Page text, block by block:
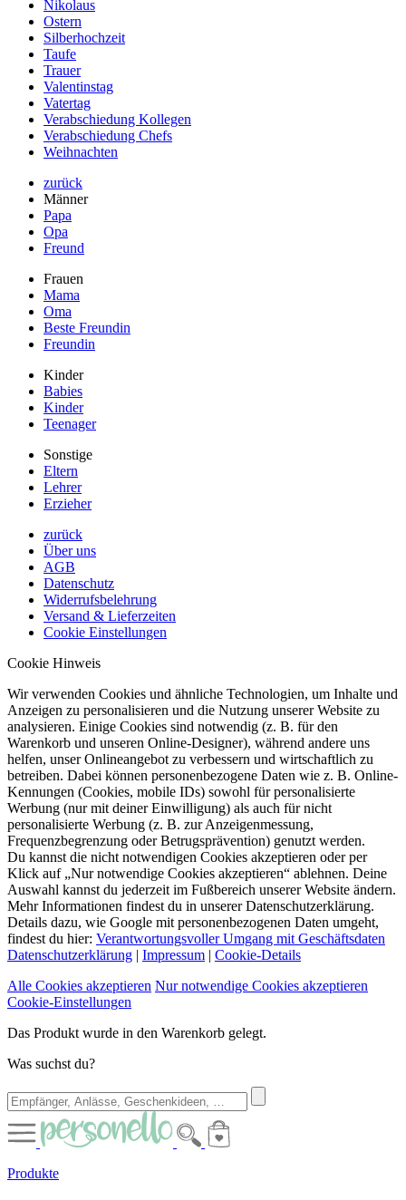
Nikolaus
Ostern
Silberhochzeit
Taufe
Trauer
Valentinstag
Vatertag
Verabschiedung Kollegen
Verabschiedung Chefs
Weihnachten
zurück
Männer
Papa
Opa
Freund
Frauen
Mama
Oma
Beste Freundin
Freundin
Kinder
Babies
Kinder
Teenager
Sonstige
Eltern
Lehrer
Erzieher
zurück
Über uns
AGB
Datenschutz
Widerrufsbelehrung
Versand & Lieferzeiten
Cookie Einstellungen
Cookie Hinweis
Wir verwenden Cookies und ähnliche Technologien, um Inhalte und
Anzeigen zu personalisieren und die Nutzung unserer Website zu
analysieren. Einige Cookies sind notwendig (z. B. für den
Warenkorb und unseren Online-Designer), während andere uns
helfen, unser Onlineangebot zu verbessern und wirtschaftlich zu
betreiben. Dabei können personenbezogene Daten wie z. B. Online-
Kennungen (Cookies, mobile IDs) sowohl für personalisierte
Werbung (nur mit deiner Einwilligung) als auch für nicht
personalisierte Werbung (z. B. zur Anzeigenmessung,
Frequenzbegrenzung oder Betrugsprävention) genutzt werden.
Du kannst die nicht notwendigen Cookies akzeptieren oder per
Klick auf „Nur notwendige Cookies akzeptieren“ ablehnen. Deine
Auswahl kannst du jederzeit im Fußbereich unserer Website ändern.
Mehr Informationen findest du in unserer Datenschutzerklärung.
Details dazu, wie Google mit personenbezogenen Daten umgeht,
findest du hier: Verantwortungsvoller Umgang mit Geschäftsdaten
Datenschutzerklärung | Impressum | Cookie-Details
Alle Cookies akzeptieren Nur notwendige Cookies akzeptieren
Cookie-Einstellungen
Das Produkt wurde in den Warenkorb gelegt.
Was suchst du?
Produkte